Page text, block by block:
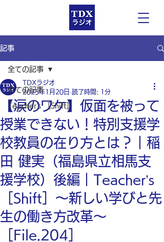
記事
全ての記事
Teacher’s ［Shift］
全ての記事
【涙のワケ】仮面を被って
授業できない！特別支援学
校教員の在り方とは？｜稲
田 健実（福島県立相馬支
援学校）後編｜Teacher’s
［Shift］〜新しい学びと先
生の働き方改革〜
［File.204］
TDXラジオ
2025年1月20日 読了時間: 1分